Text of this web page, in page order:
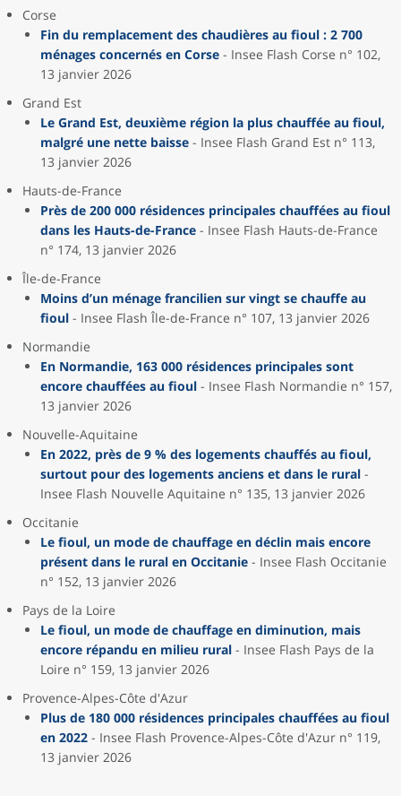
Corse
Fin du remplacement des chaudières au fioul : 2 700
ménages concernés en Corse - Insee Flash Corse n° 102,
13 janvier 2026
Grand Est
Le Grand Est, deuxième région la plus chauffée au fioul,
malgré une nette baisse - Insee Flash Grand Est n° 113,
13 janvier 2026
Hauts-de-France
Près de 200 000 résidences principales chauffées au fioul
dans les Hauts-de-France - Insee Flash Hauts-de-France
n° 174, 13 janvier 2026
Île-de-France
Moins d’un ménage francilien sur vingt se chauffe au
fioul - Insee Flash Île-de-France n° 107, 13 janvier 2026
Normandie
En Normandie, 163 000 résidences principales sont
encore chauffées au fioul - Insee Flash Normandie n° 157,
13 janvier 2026
Nouvelle-Aquitaine
En 2022, près de 9 % des logements chauffés au fioul,
surtout pour des logements anciens et dans le rural -
Insee Flash Nouvelle Aquitaine n° 135, 13 janvier 2026
Occitanie
Le fioul, un mode de chauffage en déclin mais encore
présent dans le rural en Occitanie - Insee Flash Occitanie
n° 152, 13 janvier 2026
Pays de la Loire
Le fioul, un mode de chauffage en diminution, mais
encore répandu en milieu rural - Insee Flash Pays de la
Loire n° 159, 13 janvier 2026
Provence-Alpes-Côte d'Azur
Plus de 180 000 résidences principales chauffées au fioul
en 2022 - Insee Flash Provence-Alpes-Côte d'Azur n° 119,
13 janvier 2026